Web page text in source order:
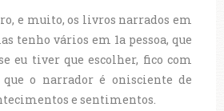
e muito, os livros narrados em
tenho vários em 1a pessoa, que
eu tiver que escolher, fico com
que o narrador é onisciente de
e sentimentos.